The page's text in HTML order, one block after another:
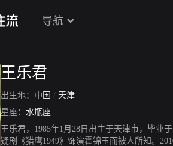
导航
王乐君
出生地： 中国 / 天津
星座： 水瓶座
王乐君，1985年1月28日出生于天津市，毕业
疑剧《猎鹰1949》饰演霍锦玉而被人所知。